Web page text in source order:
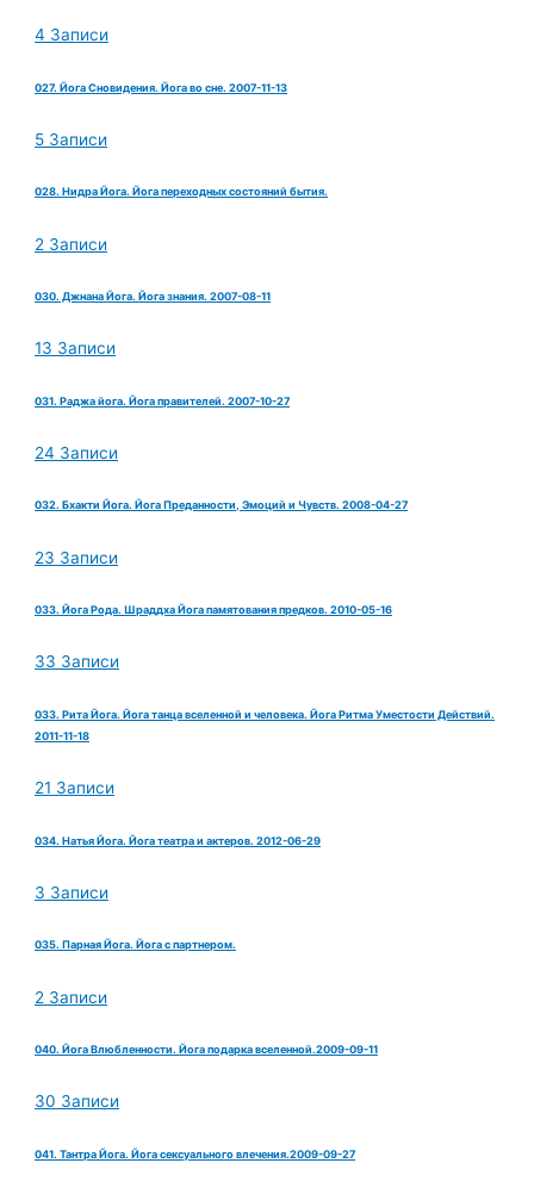
4 Записи
027. Йога Сновидения. Йога во сне. 2007-11-13
5 Записи
028. Нидра Йога. Йога переходных состояний бытия.
2 Записи
030. Джнана Йога. Йога знания. 2007-08-11
13 Записи
031. Раджа йога. Йога правителей. 2007-10-27
24 Записи
032. Бхакти Йога. Йога Преданности, Эмоций и Чувств. 2008-04-27
23 Записи
033. Йога Рода. Шраддха Йога памятования предков. 2010-05-16
33 Записи
033. Рита Йога. Йога танца вселенной и человека. Йога Ритма Уместости Действий.
2011-11-18
21 Записи
034. Натья Йога. Йога театра и актеров. 2012-06-29
3 Записи
035. Парная Йога. Йога с партнером.
2 Записи
040. Йога Влюбленности. Йога подарка вселенной.2009-09-11
30 Записи
041. Тантра Йога. Йога сексуального влечения.2009-09-27